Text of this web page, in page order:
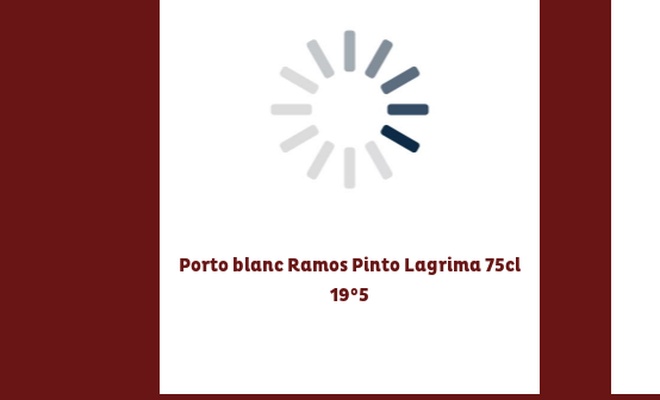
Porto blanc Ramos Pinto Lagrima 75cl
19°5